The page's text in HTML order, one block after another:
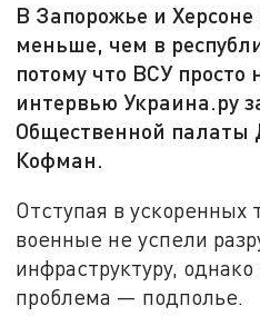
В Запорожье и
меньше, чем в
потому что ВСУ просто
интервью Украина.ру
Общественной палаты
Кофман.
Отступая в ускоренных
военные не успели
инфраструктуру,
проблема — подполье.